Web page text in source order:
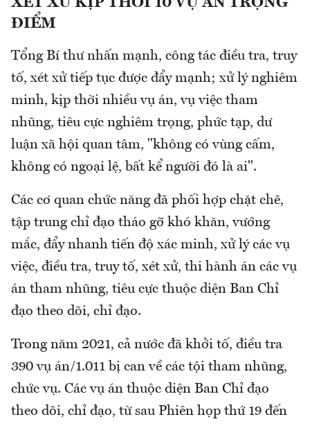
XÉT XỬ KỊP THỜI 10 VỤ ÁN TRỌNG
ĐIỂM
Tổng Bí thư nhấn mạnh, công tác điều tra, truy
tố, xét xử tiếp tục được đẩy mạnh; xử lý nghiêm
minh, kịp thời nhiều vụ án, vụ việc tham
nhũng, tiêu cực nghiêm trọng, phức tạp, dư
luận xã hội quan tâm, "không có vùng cấm,
không có ngoại lệ, bất kể người đó là ai".
Các cơ quan chức năng đã phối hợp chặt chẽ,
tập trung chỉ đạo tháo gỡ khó khăn, vướng
mắc, đẩy nhanh tiến độ xác minh, xử lý các vụ
việc, điều tra, truy tố, xét xử, thi hành án các vụ
án tham nhũng, tiêu cực thuộc diện Ban Chỉ
đạo theo dõi, chỉ đạo.
Trong năm 2021, cả nước đã khởi tố, điều tra
390 vụ án/1.011 bị can về các tội tham nhũng,
chức vụ. Các vụ án thuộc diện Ban Chỉ đạo
theo dõi, chỉ đạo, từ sau Phiên họp thứ 19 đến